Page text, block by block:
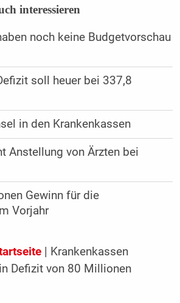
interessieren
noch keine Budgetvorschau
soll heuer bei 337,8
in den Krankenkassen
Anstellung von Ärzten bei
Gewinn für die
Vorjahr
| Krankenkassen
Defizit von 80 Millionen